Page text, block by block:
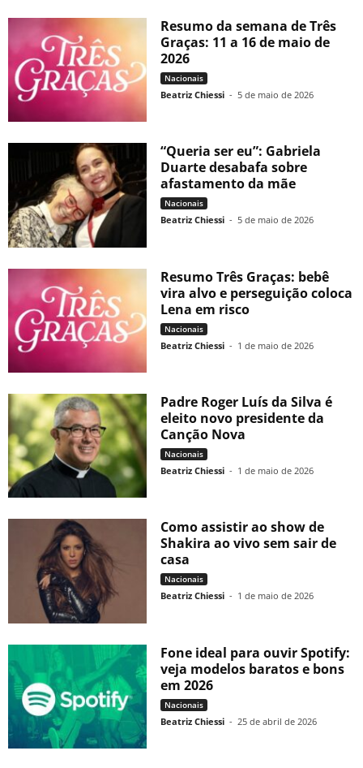
Resumo da semana de Três
Graças: 11 a 16 de maio de
2026
Nacionais
Beatriz Chiessi - 5 de maio de 2026
“Queria ser eu”: Gabriela
Duarte desabafa sobre
afastamento da mãe
Nacionais
Beatriz Chiessi - 5 de maio de 2026
Resumo Três Graças: bebê
vira alvo e perseguição coloca
Lena em risco
Nacionais
Beatriz Chiessi - 1 de maio de 2026
Padre Roger Luís da Silva é
eleito novo presidente da
Canção Nova
Nacionais
Beatriz Chiessi - 1 de maio de 2026
Como assistir ao show de
Shakira ao vivo sem sair de
casa
Nacionais
Beatriz Chiessi - 1 de maio de 2026
Fone ideal para ouvir Spotify:
veja modelos baratos e bons
em 2026
Nacionais
Beatriz Chiessi - 25 de abril de 2026